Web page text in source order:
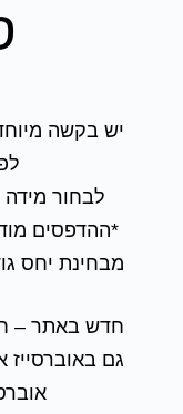
יש בקשה
לבחור מידה
*ההדפסים
מבחינת יחס
חדש באתר –
גם